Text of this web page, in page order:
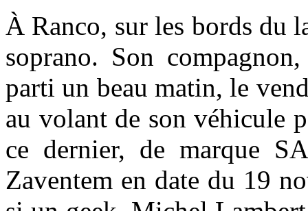
À Ranco, sur les bords du
soprano. Son
parti un beau matin, le
au volant de son véhicule
ce dernier, de marque
Zaventem en date du 19